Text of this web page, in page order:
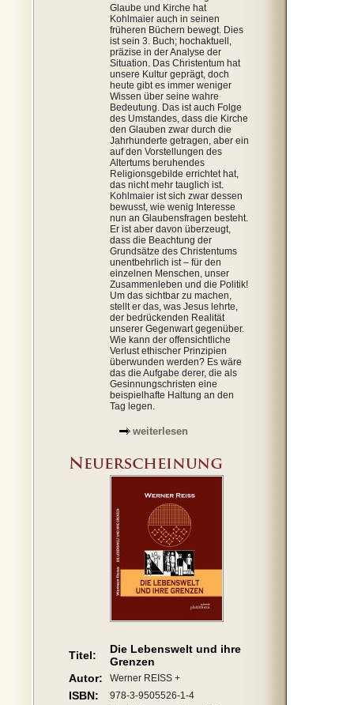
Glaube und Kirche hat
Kohlmaier auch in seinen
früheren Büchern bewegt. Dies
ist sein 3. Buch; hochaktuell,
präzise in der Analyse der
Situation. Das Christentum hat
unsere Kultur geprägt, doch
heute gibt es immer weniger
Wissen über seine wahre
Bedeutung. Das ist auch Folge
des Umstandes, dass die Kirche
den Glauben zwar durch die
Jahrhunderte getragen, aber ein
auf den Vorstellungen des
Altertums beruhendes
Religionsgebilde errichtet hat,
das nicht mehr tauglich ist.
Kohlmaier ist sich zwar dessen
bewusst, wie wenig Interesse
nun an Glaubensfragen besteht.
Er ist aber davon überzeugt,
dass die Beachtung der
Grundsätze des Christentums
unentbehrlich ist – für den
einzelnen Menschen, unser
Zusammenleben und die Politik!
Um das sichtbar zu machen,
stellt er das, was Jesus lehrte,
der bedrückenden Realität
unserer Gegenwart gegenüber.
Wie kann der offensichtliche
Verlust ethischer Prinzipien
überwunden werden? Es wäre
das die Aufgabe derer, die als
Gesinnungschristen eine
beispielhafte Haltung an den
Tag legen.
weiterlesen
Titel:
Die Lebenswelt und ihre
Grenzen
Autor:
Werner REISS +
ISBN: 978-3-9505526-1-4